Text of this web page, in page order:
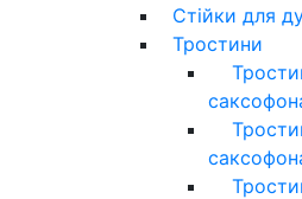
Стійки для
Тростини